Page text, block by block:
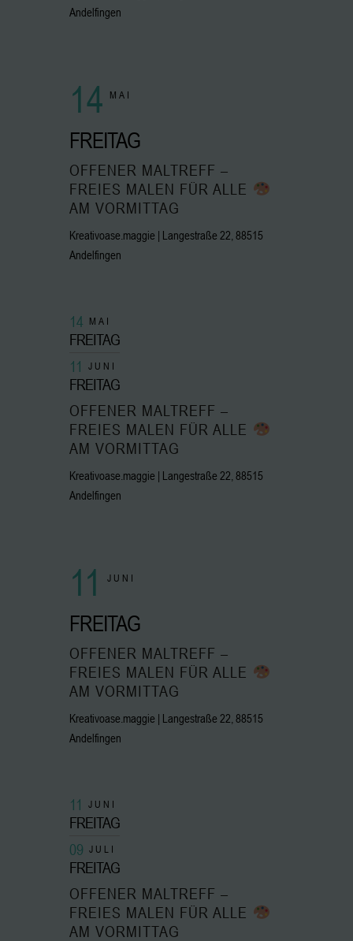
Andelfingen
14 MAI
FREITAG
OFFENER MALTREFF –
FREIES MALEN FÜR ALLE
AM VORMITTAG
Kreativoase.maggie | Langestraße 22, 88515
Andelfingen
14 MAI
FREITAG
11
JUNI
FREITAG
OFFENER MALTREFF –
FREIES MALEN FÜR ALLE
AM VORMITTAG
Kreativoase.maggie | Langestraße 22, 88515
Andelfingen
11 JUNI
FREITAG
OFFENER MALTREFF –
FREIES MALEN FÜR ALLE
AM VORMITTAG
Kreativoase.maggie | Langestraße 22, 88515
Andelfingen
11 JUNI
FREITAG
09 JULI
FREITAG
OFFENER MALTREFF –
FREIES MALEN FÜR ALLE
AM VORMITTAG